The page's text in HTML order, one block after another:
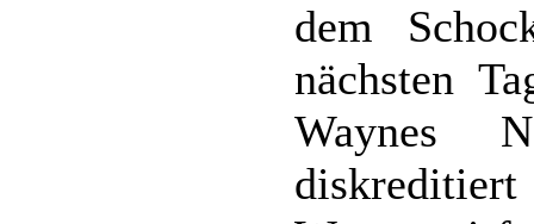
dem
nächsten
Waynes